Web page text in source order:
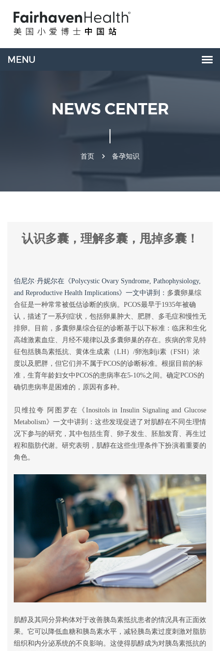
NEWS CENTER
首页 备孕知识
认识多囊，理解多囊，甩掉多囊！
伯尼尔·丹妮尔在《Polycystic Ovary Syndrome, Pathophysiology,
and Reproductive Health Implications》一文中讲到： 多囊卵巢综
合征是一种常常被低估诊断的疾病。PCOS最早于1935年被确
认，描述了一系列症状，包括卵巢肿大、肥胖、多毛症和慢性无
排卵。目前，多囊卵巢综合征的诊断基于以下标准：临床和生化
高雄激素血症、月经不规律以及多囊卵巢的存在。疾病的常见特
征包括胰岛素抵抗、黄体生成素（LH）/卵泡刺ji素（FSH）浓
度以及肥胖，但它们并不属于PCOS的诊断标准。根据目前的标
准，生育年龄妇女中PCOS的患病率在5-10%之间。确定PCOS的
确切患病率是困难的，原因有多种。
贝维拉夸 阿图罗在《Inositols in Insulin Signaling and Glucose
Metabolism》一文中讲到：这些发现促进了对肌醇在不同生理情
况下参与的研究，其中包括生育、卵子发生、胚胎发育、再生过
程和脂肪代谢。研究表明，肌醇在这些生理条件下扮演着重要的
角色。
肌醇及其同分异构体对于改善胰岛素抵抗患者的情况具有正面效
果。它可以降低血糖和胰岛素水平，减轻胰岛素过度刺激对脂肪
组织和内分泌系统的不良影响。这使得肌醇成为对胰岛素抵抗的